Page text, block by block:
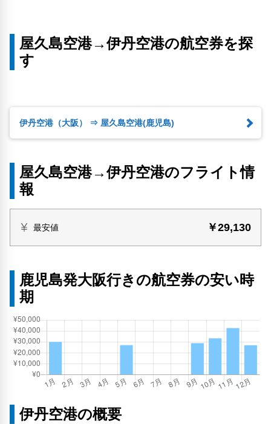
屋久島空港→伊丹空港の航空券を探
す
伊丹空港（大阪） ⇒ 屋久島空港(鹿児島)
屋久島空港→伊丹空港のフライト情
報
最安値 ￥29,130
鹿児島発大阪行きの航空券の安い時
期
伊丹空港の概要